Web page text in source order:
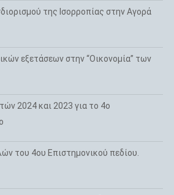
της Ισορροπίας στην Αγορά
εξετάσεων στην “Οικονομία” των
2024 και 2023 για το 4ο
του 4ου Επιστημονικού πεδίου.